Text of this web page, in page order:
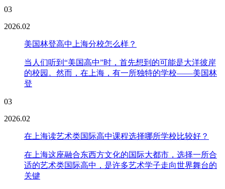
03
2026.02
美国林登高中上海分校怎么样？
当人们听到“美国高中”时，首先想到的可能是大洋彼岸
的校园。然而，在上海，有一所独特的学校——美国林
登
03
2026.02
在上海读艺术类国际高中课程选择哪所学校比较好？
在上海这座融合东西方文化的国际大都市，选择一所合
适的艺术类国际高中，是许多艺术学子走向世界舞台的
关键